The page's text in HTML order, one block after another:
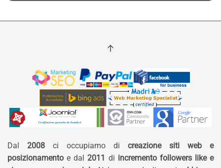
Dal 2008 ci occupiamo di creazione siti web e
posizionamento e dal 2011 di incremento followers like e